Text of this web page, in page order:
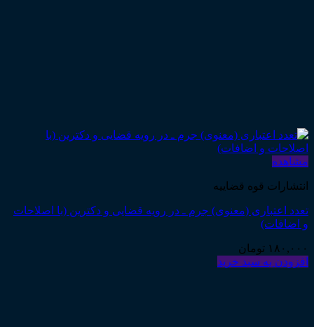
مشاهده
انتشارات قوه قضاییه
تعدد اعتباری (معنوی) جرم ـ در رویه قضایی و دکترین (با اصلاحات
و اضافات)
۱۸۰,۰۰۰ تومان
افزودن به سبد خرید